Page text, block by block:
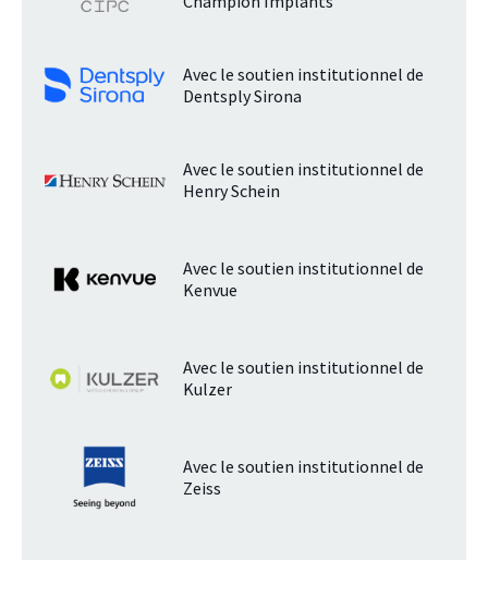
Avec le soutien institutionnel de
Dentsply Sirona
Avec le soutien institutionnel de
Henry Schein
Avec le soutien institutionnel de
Kenvue
Avec le soutien institutionnel de
Kulzer
Avec le soutien institutionnel de
Zeiss